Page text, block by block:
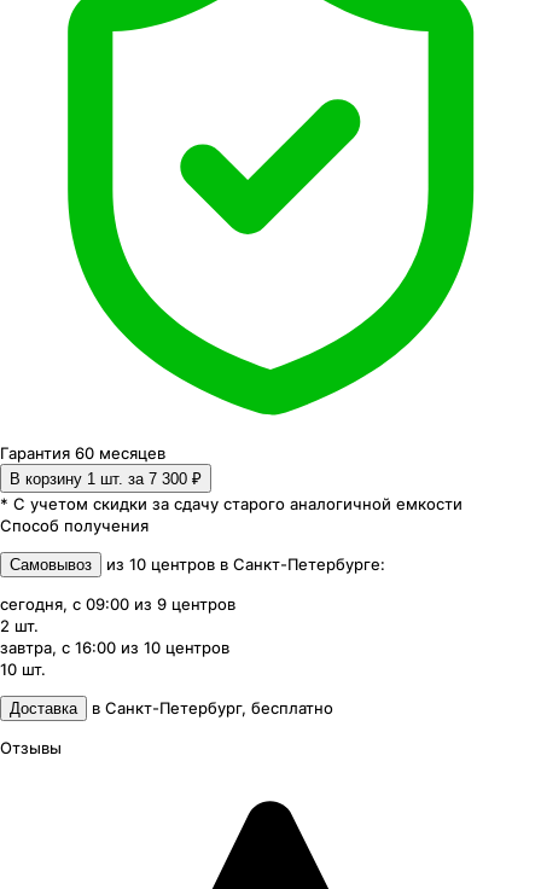
Гарантия 60 месяцев
В корзину 1 шт. за 7 300 ₽
* С учетом скидки за сдачу старого аналогичной емкости
Способ получения
Самовывоз из 10 центров в Санкт-Петербурге:
сегодня, с 09:00 из 9 центров
2 шт.
завтра, с 16:00 из 10 центров
10 шт.
Доставка в Санкт-Петербург, бесплатно
Отзывы